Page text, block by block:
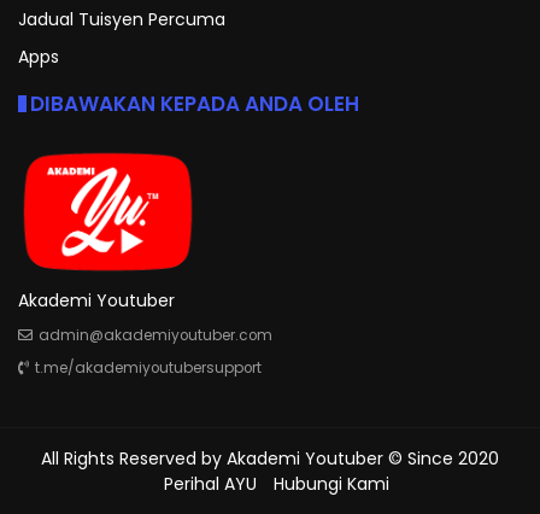
Jadual Tuisyen Percuma
Apps
DIBAWAKAN KEPADA ANDA OLEH
Akademi Youtuber
admin@akademiyoutuber.com
t.me/akademiyoutubersupport
All Rights Reserved by Akademi Youtuber © Since 2020
Perihal AYU
Hubungi Kami